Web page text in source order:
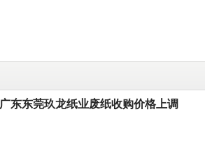
东东莞玖龙纸业废纸收购价格上调